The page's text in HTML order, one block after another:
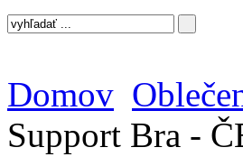
Domov
Support Bra -